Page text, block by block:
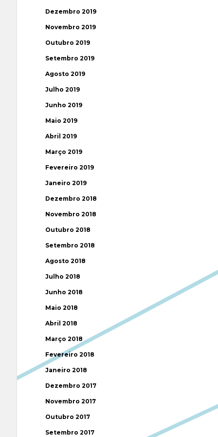
Dezembro 2019
Novembro 2019
Outubro 2019
Setembro 2019
Agosto 2019
Julho 2019
Junho 2019
Maio 2019
Abril 2019
Março 2019
Fevereiro 2019
Janeiro 2019
Dezembro 2018
Novembro 2018
Outubro 2018
Setembro 2018
Agosto 2018
Julho 2018
Junho 2018
Maio 2018
Abril 2018
Março 2018
Fevereiro 2018
Janeiro 2018
Dezembro 2017
Novembro 2017
Outubro 2017
Setembro 2017